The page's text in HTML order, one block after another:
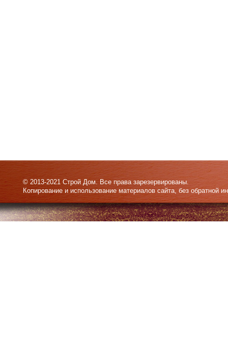
© 2013-2021 Строй Дом. Все права зарезервированы.
Копирование и использование материалов сайта, без обратной